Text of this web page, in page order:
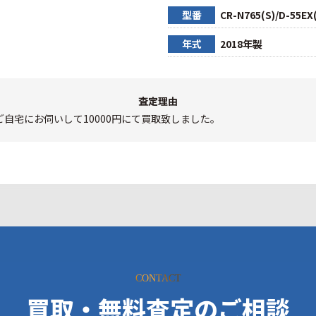
型番 CR-N765(S)/D-
年式 2018年製
査定理由
宅にお伺いして10000円にて買取致しました。
CONTACT
買取・無料査定のご相談